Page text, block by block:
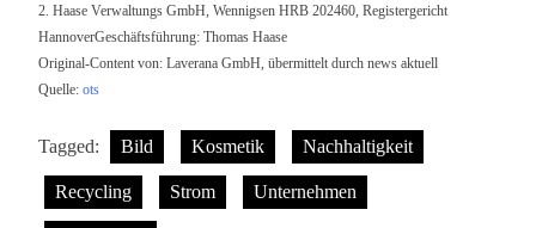
2. Haase Verwaltungs GmbH, Wennigsen HRB 202460, Registergericht
HannoverGeschäftsführung: Thomas Haase
Original-Content von: Laverana GmbH, übermittelt durch news aktuell
Quelle: ots
Tagged: Bild Kosmetik Nachhaltigkeit
Recycling Strom Unternehmen